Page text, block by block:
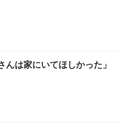
は家にいてほしかった」